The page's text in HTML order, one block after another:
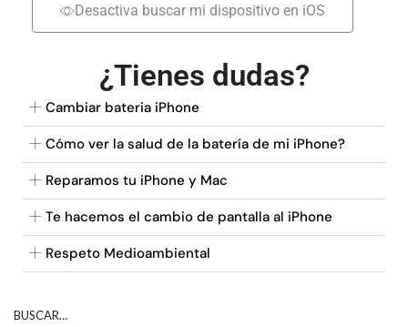
Desactiva buscar mi dispositivo en iOS
¿Tienes dudas?
Cambiar bateria iPhone
Cómo ver la salud de la batería de mi iPhone?
Reparamos tu iPhone y Mac
Te hacemos el cambio de pantalla al iPhone
Respeto Medioambiental
BUSCAR…